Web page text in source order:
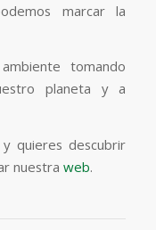
marcar la
tomando
planeta y a
quieres descubrir
nuestra web.